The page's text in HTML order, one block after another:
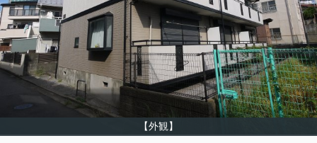
【外観】